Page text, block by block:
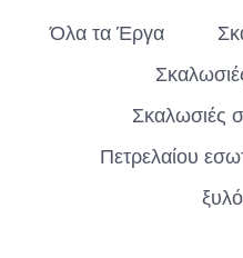
Όλα τα Έργα
Σκαλωσιές
Πετρελαίου